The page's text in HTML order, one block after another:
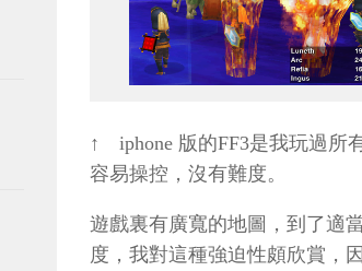
↑ iphone 版的FF3是我玩過所
容易操控，沒有難度。
遊戲裏有廣寬的地圖，到了適
度，我對這種強迫性頗欣賞，